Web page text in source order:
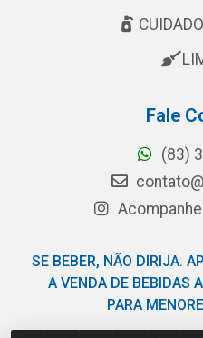
Fale
(83)
SE BEBER, NÃO DIRIJA.
A VENDA DE BEBIDAS
PARA